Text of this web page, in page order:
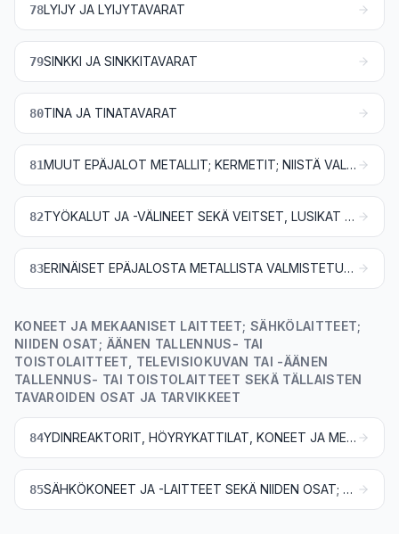
78LYIJY JA LYIJYTAVARAT
79SINKKI JA SINKKITAVARAT
80TINA JA TINATAVARAT
81 MUUT EPÄJALOT METALLIT; KERMETIT; NIISTÄ VALMISTETUT TAVARAT
82 TYÖKALUT JA -VÄLINEET SEKÄ VEITSET, LUSIKAT JA HAARUKAT, EPÄJALOA METALLIA; NIIDEN EPÄJALOA METALLIA OLEVAT OSAT
83 ERINÄISET EPÄJALOSTA METALLISTA VALMISTETUT TAVARAT
KONEET JA MEKAANISET LAITTEET; SÄHKÖLAITTEET;
NIIDEN OSAT; ÄÄNEN TALLENNUS- TAI
TOISTOLAITTEET, TELEVISIOKUVAN TAI -ÄÄNEN
TALLENNUS- TAI TOISTOLAITTEET SEKÄ TÄLLAISTEN
TAVAROIDEN OSAT JA TARVIKKEET
84 YDINREAKTORIT, HÖYRYKATTILAT, KONEET JA MEKAANISET LAITTEET; NIIDEN OSAT
85 SÄHKÖKONEET JA -LAITTEET SEKÄ NIIDEN OSAT; ÄÄNEN TALLENNUS- TAI TOISTOLAITTEET, TELEVISIOKUVAN TAI -ÄÄNEN TALLENNUS- TAI TOISTOLAITTEET SEKÄ TÄLLAISTEN TAVAROIDEN OSAT JA TARVIKKEET